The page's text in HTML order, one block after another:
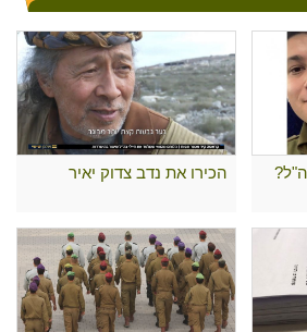
הכירו את נדב צדוק יאיר